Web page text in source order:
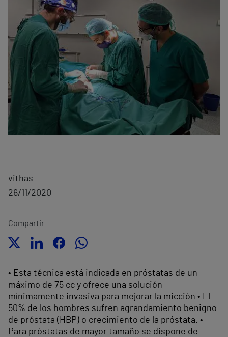
vithas
26/11/2020
Compartir
• Esta técnica está indicada en próstatas de un
máximo de 75 cc y ofrece una solución
mínimamente invasiva para mejorar la micción • El
50% de los hombres sufren agrandamiento benigno
de próstata (HBP) o crecimiento de la próstata. •
Para próstatas de mayor tamaño se dispone de